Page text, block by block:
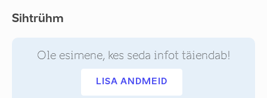
Sihtrühm
Ole esimene, kes seda infot täiendab!
LISA ANDMEID